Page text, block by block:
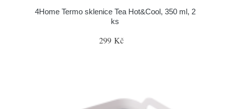
4Home Termo sklenice Tea Hot&Cool, 350 ml, 2
ks
299 Kč